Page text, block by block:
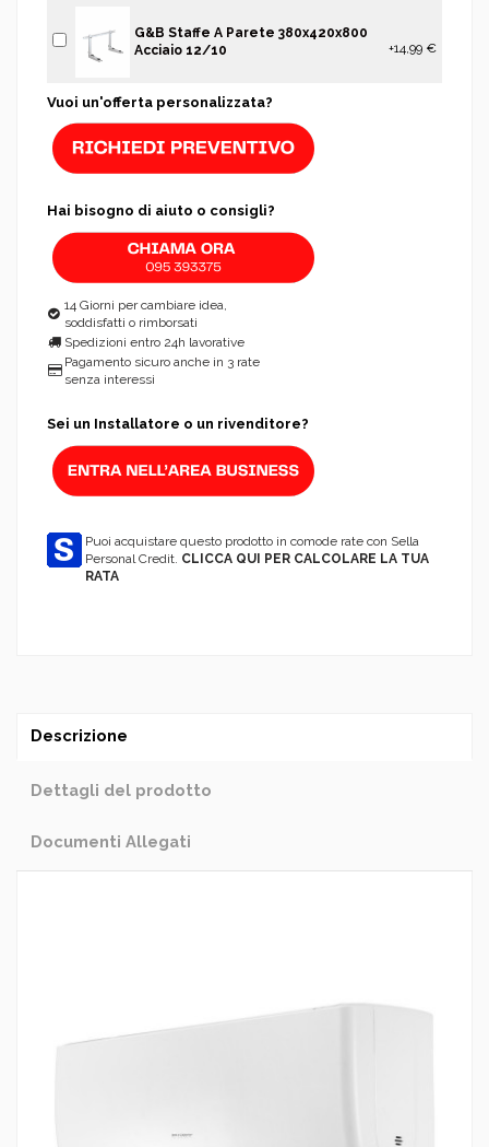
G&B Staffe A Parete 380x420x800
Acciaio 12/10
+14,99 €
Vuoi un'offerta personalizzata?
Hai bisogno di aiuto o consigli?
14 Giorni per cambiare idea,
soddisfatti o rimborsati
Spedizioni entro 24h lavorative
Pagamento sicuro anche in 3 rate
senza interessi
Sei un Installatore o un rivenditore?
Puoi acquistare questo prodotto in comode rate con Sella
Personal Credit. CLICCA QUI PER CALCOLARE LA TUA
RATA
Descrizione
Dettagli del prodotto
Documenti Allegati